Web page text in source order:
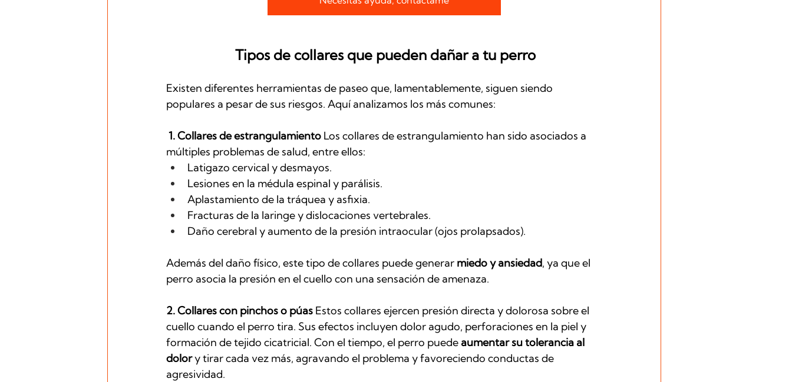
Tipos de collares que pueden dañar a tu perro
Existen diferentes herramientas de paseo que, lamentablemente, siguen siendo
populares a pesar de sus riesgos. Aquí analizamos los más comunes:
1. Collares de estrangulamiento Los collares de estrangulamiento han sido asociados a
múltiples problemas de salud, entre ellos:
Latigazo cervical y desmayos.
Lesiones en la médula espinal y parálisis.
Aplastamiento de la tráquea y asfixia.
Fracturas de la laringe y dislocaciones vertebrales.
Daño cerebral y aumento de la presión intraocular (ojos prolapsados).
Además del daño físico, este tipo de collares puede generar miedo y ansiedad, ya que el
perro asocia la presión en el cuello con una sensación de amenaza.
2. Collares con pinchos o púas Estos collares ejercen presión directa y dolorosa sobre el
cuello cuando el perro tira. Sus efectos incluyen dolor agudo, perforaciones en la piel y
formación de tejido cicatricial. Con el tiempo, el perro puede aumentar su tolerancia al
dolor y tirar cada vez más, agravando el problema y favoreciendo conductas de
agresividad.